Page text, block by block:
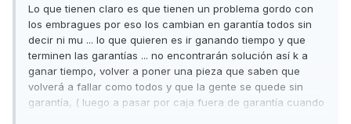
Lo que tienen claro es que tienen un problema gordo con
los embragues por eso los cambian en garantía todos sin
decir ni mu ... lo que quieren es ir ganando tiempo y que
terminen las garantías ... no encontrarán solución así k a
ganar tiempo, volver a poner una pieza que saben que
volverá a fallar como todos y que la gente se quede sin
garantía, ( luego a pasar por caja fuera de garantía cuando